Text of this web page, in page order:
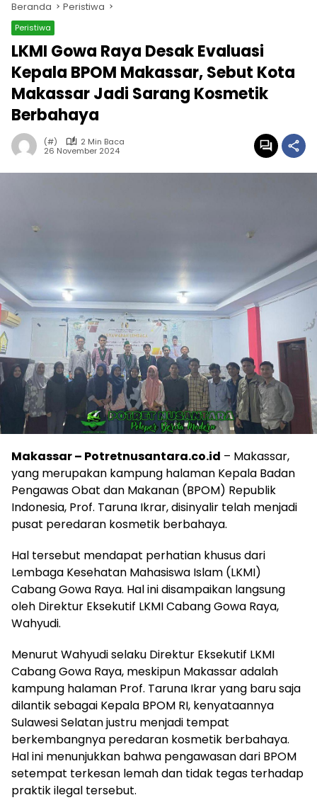
Beranda Peristiwa
Peristiwa
LKMI Gowa Raya Desak Evaluasi
Kepala BPOM Makassar, Sebut Kota
Makassar Jadi Sarang Kosmetik
Berbahaya
(#)
2 Min Baca
26 November 2024
Makassar – Potretnusantara.co.id – Makassar,
yang merupakan kampung halaman Kepala Badan
Pengawas Obat dan Makanan (BPOM) Republik
Indonesia, Prof. Taruna Ikrar, disinyalir telah menjadi
pusat peredaran kosmetik berbahaya.
Hal tersebut mendapat perhatian khusus dari
Lembaga Kesehatan Mahasiswa Islam (LKMI)
Cabang Gowa Raya. Hal ini disampaikan langsung
oleh Direktur Eksekutif LKMI Cabang Gowa Raya,
Wahyudi.
Menurut Wahyudi selaku Direktur Eksekutif LKMI
Cabang Gowa Raya, meskipun Makassar adalah
kampung halaman Prof. Taruna Ikrar yang baru saja
dilantik sebagai Kepala BPOM RI, kenyataannya
Sulawesi Selatan justru menjadi tempat
berkembangnya peredaran kosmetik berbahaya.
Hal ini menunjukkan bahwa pengawasan dari BPOM
setempat terkesan lemah dan tidak tegas terhadap
praktik ilegal tersebut.